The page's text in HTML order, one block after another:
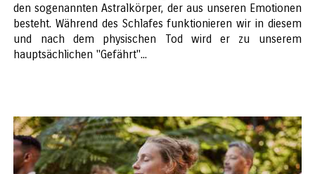
den sogenannten Astralkörper, der aus unseren Emotionen
besteht. Während des Schlafes funktionieren wir in diesem
und nach dem physischen Tod wird er zu unserem
hauptsächlichen "Gefährt"...